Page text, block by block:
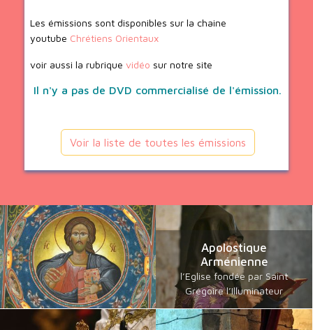
Les émissions sont disponibles sur la chaine
youtube Chrétiens Orientaux
voir aussi la rubrique vidéo sur notre site
Il n'y a pas de DVD commercialisé de l'émission.
Voir la liste de toutes les émissions
Apolostique
Arménienne
l’Eglise fondée par Saint
Grégoire l’Illuminateur